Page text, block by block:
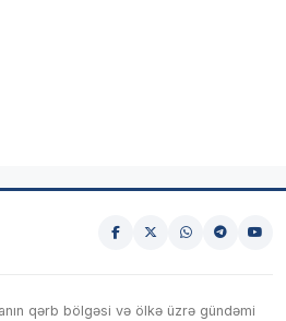
qərb bölgəsi və ölkə üzrə gündəmi